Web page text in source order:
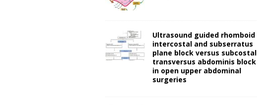
Ultrasound guided rhomboid
intercostal and subserratus
plane block versus subcostal
transversus abdominis block
in open upper abdominal
surgeries